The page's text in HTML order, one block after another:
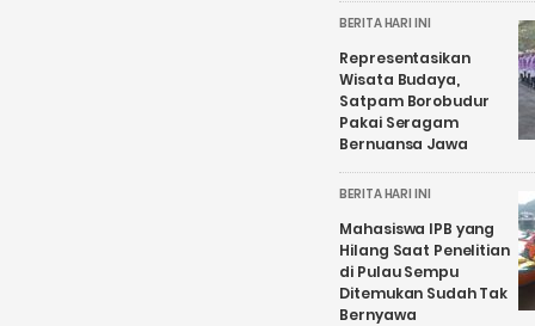
BERITA HARI INI
Representasikan
Wisata Budaya,
Satpam Borobudur
Pakai Seragam
Bernuansa Jawa
BERITA HARI INI
Mahasiswa IPB yang
Hilang Saat Penelitian
di Pulau Sempu
Ditemukan Sudah Tak
Bernyawa